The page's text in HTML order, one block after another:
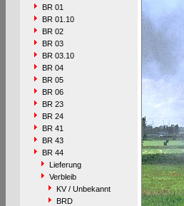
BR 01
BR 01.10
BR 02
BR 03
BR 03.10
BR 04
BR 05
BR 06
BR 23
BR 24
BR 41
BR 43
BR 44
Lieferung
Verbleib
KV / Unbekannt
BRD